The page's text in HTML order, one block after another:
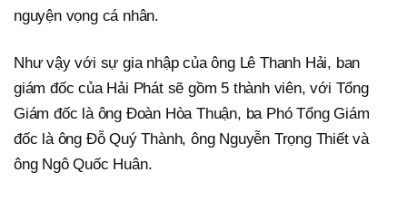
nguyện vọng cá nhân.
Như vậy với sự gia nhập của ông Lê Thanh Hải, ban
giám đốc của Hải Phát sẽ gồm 5 thành viên, với Tổng
Giám đốc là ông Đoàn Hòa Thuận, ba Phó Tổng Giám
đốc là ông Đỗ Quý Thành, ông Nguyễn Trọng Thiết và
ông Ngô Quốc Huân.